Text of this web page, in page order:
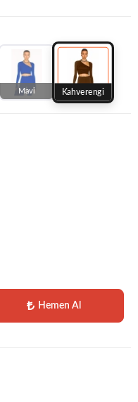
Mavi Kahverengi
Hemen Al